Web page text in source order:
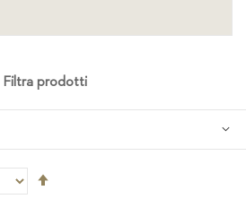
Filtra prodotti